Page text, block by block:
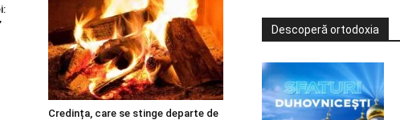
Credința, care se stinge departe de
Descoperă ortodoxia